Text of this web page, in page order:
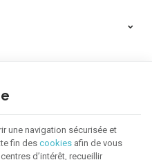
une navigation sécurisée et
fin des cookies afin de vous
d’intérêt, recueillir